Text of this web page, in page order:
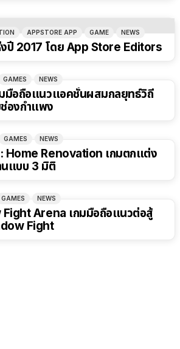
APPSTORE APP GAME NEWS
ปี 2017 โดย App Store Editors
GAMES NEWS
มือถือแนวแอคชั่นผสมกลยุทธ์วิถี
องกำแพง
GAMES NEWS
Home Renovation เกมตกแต่ง
นแบบ 3 มิติ
GAMES NEWS
Fight Arena เกมมือถือแนวต่อสู้
Fight